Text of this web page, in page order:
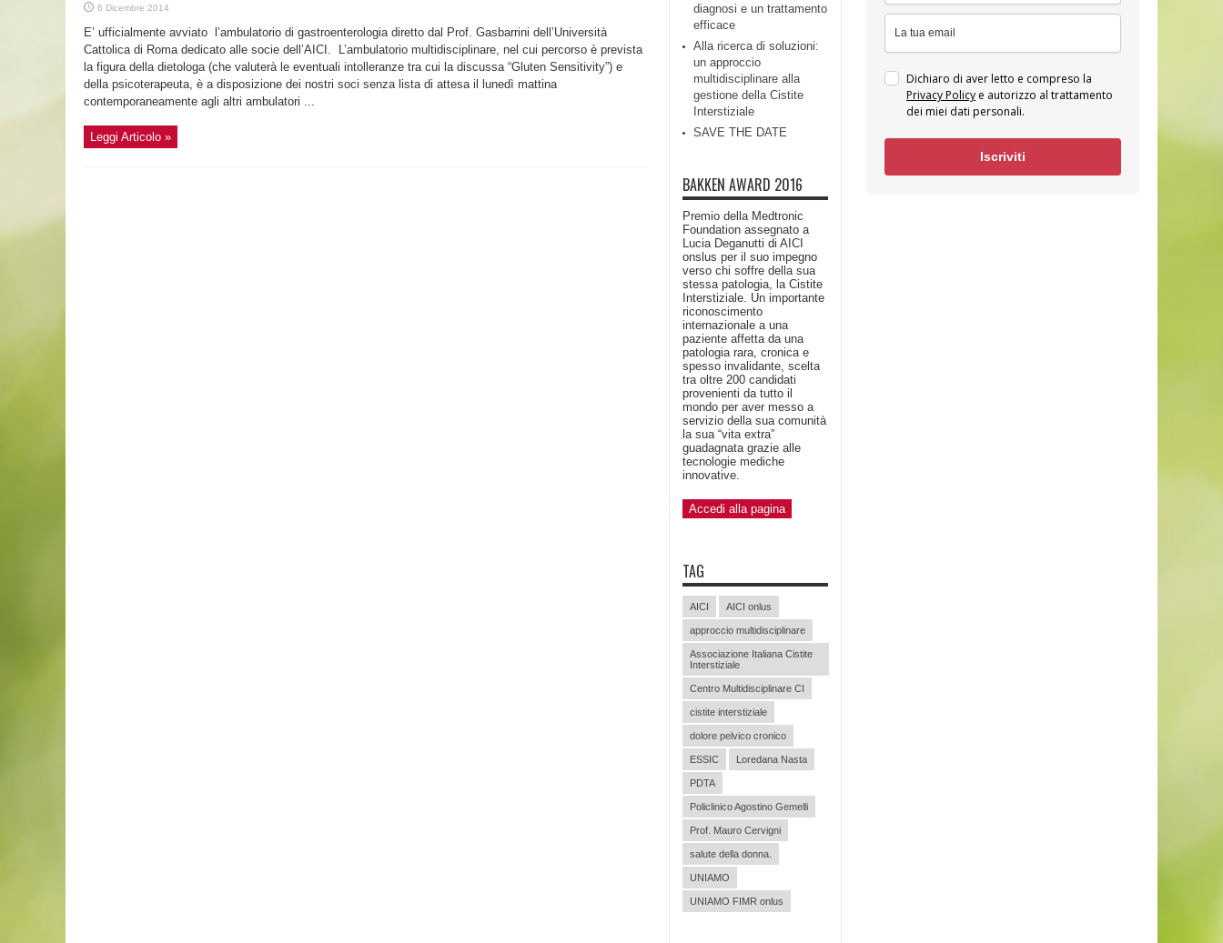
6 Dicembre 2014
E’ ufficialmente avviato l’ambulatorio di gastroenterologia diretto dal Prof. Gasbarrini dell’Università
Cattolica di Roma dedicato alle socie dell’AICI. L’ambulatorio multidisciplinare, nel cui percorso è prevista
la figura della dietologa (che valuterà le eventuali intolleranze tra cui la discussa “Gluten Sensitivity”) e
della psicoterapeuta, è a disposizione dei nostri soci senza lista di attesa il lunedì mattina
contemporaneamente agli altri ambulatori ...
Leggi Articolo »
diagnosi e un trattamento
efficace
Alla ricerca di soluzioni:
un approccio
multidisciplinare alla
gestione della Cistite
Interstiziale
SAVE THE DATE
BAKKEN AWARD 2016
Premio della Medtronic
Foundation assegnato a
Lucia Deganutti di AICI
onslus per il suo impegno
verso chi soffre della sua
stessa patologia, la Cistite
Interstiziale. Un importante
riconoscimento
internazionale a una
paziente affetta da una
patologia rara, cronica e
spesso invalidante, scelta
tra oltre 200 candidati
provenienti da tutto il
mondo per aver messo a
servizio della sua comunità
la sua “vita extra”
guadagnata grazie alle
tecnologie mediche
innovative.
Accedi alla pagina
TAG
AICI AICI onlus
approccio multidisciplinare
Associazione Italiana Cistite
Interstiziale
Centro Multidisciplinare CI
cistite interstiziale
dolore pelvico cronico
ESSIC Loredana Nasta
PDTA
Policlinico Agostino Gemelli
Prof. Mauro Cervigni
salute della donna.
UNIAMO
UNIAMO FIMR onlus
Dichiaro di aver letto e compreso la
Privacy Policy e autorizzo al trattamento
dei miei dati personali.
Iscriviti